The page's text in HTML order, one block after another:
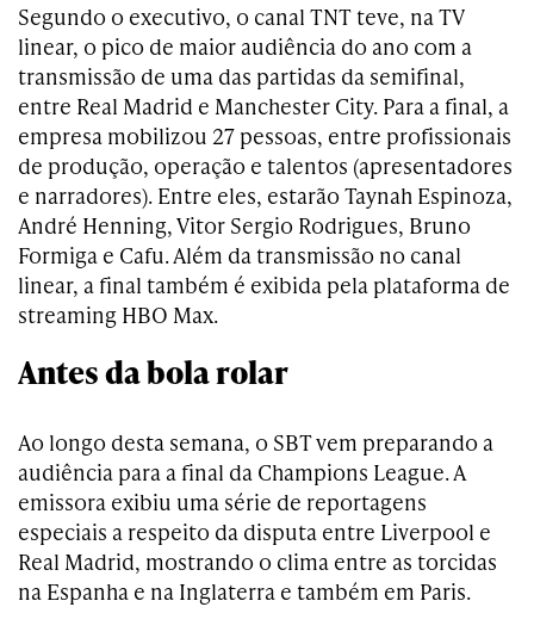
Segundo o executivo, o canal TNT teve, na TV
linear, o pico de maior audiência do ano com a
transmissão de uma das partidas da semifinal,
entre Real Madrid e Manchester City. Para a final, a
empresa mobilizou 27 pessoas, entre profissionais
de produção, operação e talentos (apresentadores
e narradores). Entre eles, estarão Taynah Espinoza,
André Henning, Vitor Sergio Rodrigues, Bruno
Formiga e Cafu. Além da transmissão no canal
linear, a final também é exibida pela plataforma de
streaming HBO Max.
Antes da bola rolar
Ao longo desta semana, o SBT vem preparando a
audiência para a final da Champions League. A
emissora exibiu uma série de reportagens
especiais a respeito da disputa entre Liverpool e
Real Madrid, mostrando o clima entre as torcidas
na Espanha e na Inglaterra e também em Paris.